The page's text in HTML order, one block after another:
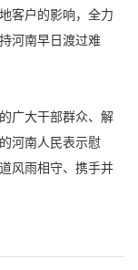
客户的影响，全力
河南早日渡过难
广大干部群众、解
河南人民表示慰
风雨相守、携手并